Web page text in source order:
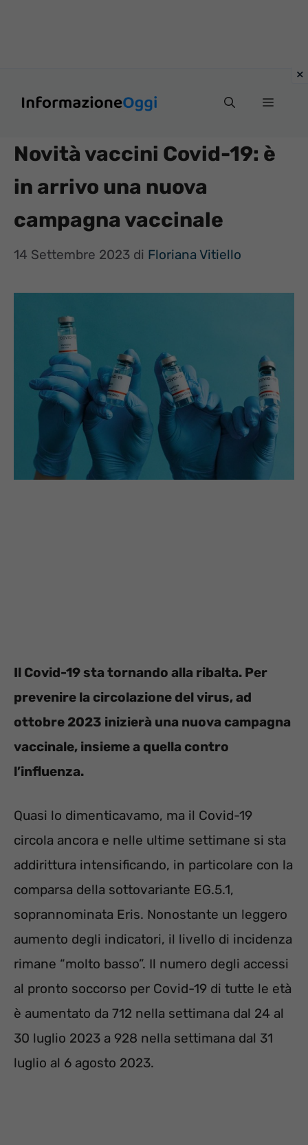
Menu
Novità vaccini Covid-19: è
in arrivo una nuova
campagna vaccinale
14 Settembre 2023 di Floriana Vitiello
Il Covid-19 sta tornando alla ribalta. Per
prevenire la circolazione del virus, ad
ottobre 2023 inizierà una nuova campagna
vaccinale, insieme a quella contro
l’influenza.
Quasi lo dimenticavamo, ma il Covid-19
circola ancora e nelle ultime settimane si sta
addirittura intensificando, in particolare con la
comparsa della sottovariante EG.5.1,
soprannominata Eris. Nonostante un leggero
aumento degli indicatori, il livello di incidenza
rimane “molto basso”. Il numero degli accessi
al pronto soccorso per Covid-19 di tutte le età
è aumentato da 712 nella settimana dal 24 al
30 luglio 2023 a 928 nella settimana dal 31
luglio al 6 agosto 2023.